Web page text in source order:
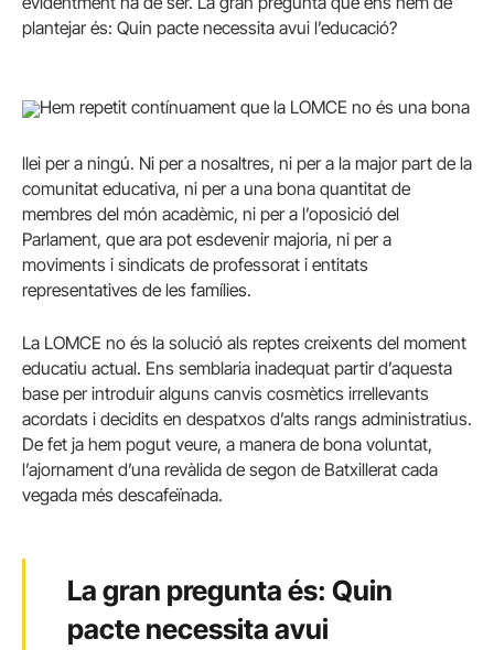
plantejar és: Quin pacte necessita avui l’educació?
Hem repetit contínuament que la LOMCE no és una bona
llei per a ningú. Ni per a nosaltres, ni per a la major part de la
comunitat educativa, ni per a una bona quantitat de
membres del món acadèmic, ni per a l’oposició del
Parlament, que ara pot esdevenir majoria, ni per a
moviments i sindicats de professorat i entitats
representatives de les famílies.
La LOMCE no és la solució als reptes creixents del moment
educatiu actual. Ens semblaria inadequat partir d’aquesta
base per introduir alguns canvis cosmètics irrellevants
acordats i decidits en despatxos d’alts rangs administratius.
De fet ja hem pogut veure, a manera de bona voluntat,
l’ajornament d’una revàlida de segon de Batxillerat cada
vegada més descafeïnada.
La gran pregunta és: Quin
pacte necessita avui